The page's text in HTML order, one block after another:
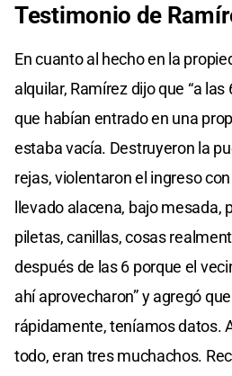
Testimonio de
En cuanto al hecho en la
alquilar, Ramírez dijo que “a
que habían entrado en una
estaba vacía. Destruyeron la
rejas, violentaron el ingreso
llevado alacena, bajo mesada,
piletas, canillas, cosas
después de las 6 porque el
ahí aprovecharon” y agregó
rápidamente, teníamos datos.
todo, eran tres muchachos.